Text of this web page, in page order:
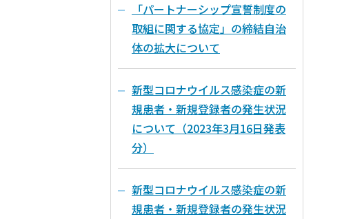
「パートナーシップ宣誓制度の
取組に関する協定」の締結自治
体の拡大について
新型コロナウイルス感染症の新
規患者・新規登録者の発生状況
について（2023年3月16日発表
分）
新型コロナウイルス感染症の新
規患者・新規登録者の発生状況